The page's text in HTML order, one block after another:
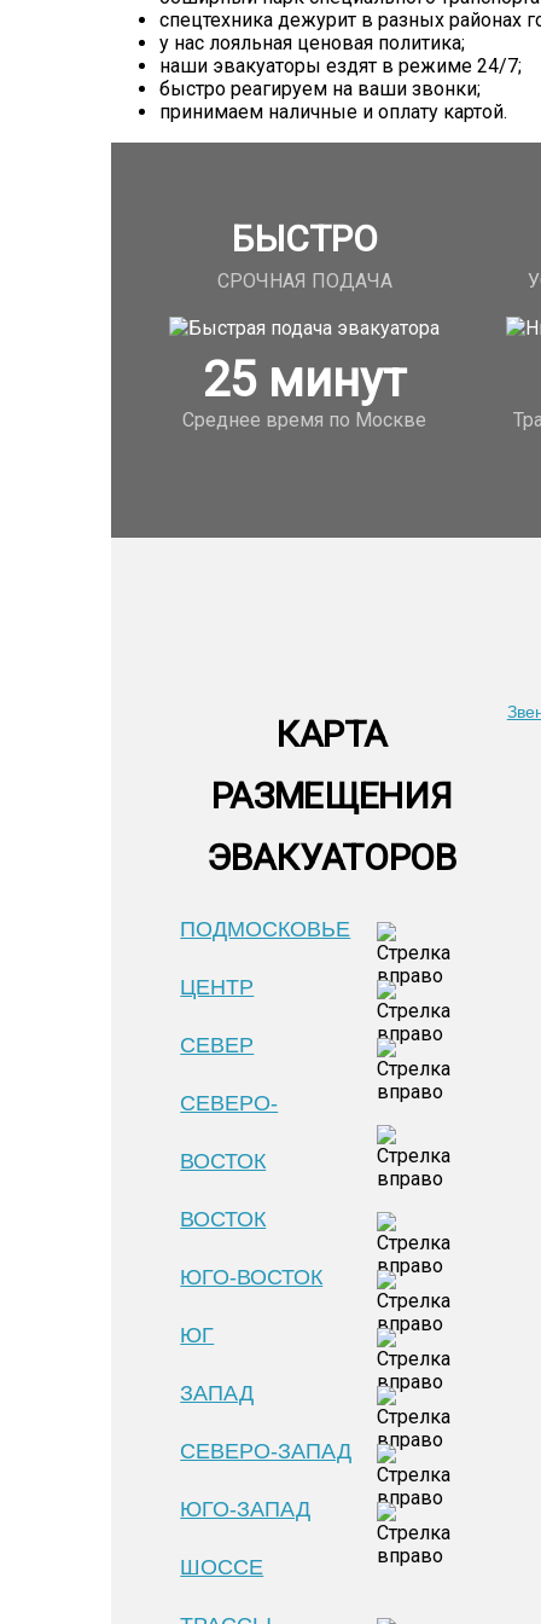
спецтехника дежурит в разных районах
у нас лояльная ценовая политика;
наши эвакуаторы ездят в режиме 24/7;
быстро реагируем на ваши звонки;
принимаем наличные и оплату картой.
БЫСТРО
СРОЧНАЯ ПОДАЧА
25минут
Среднее время по Москве
КАРТА
РАЗМЕЩЕНИЯ
ЭВАКУАТОРОВ
ПОДМОСКОВЬЕ
ЦЕНТР
СЕВЕР
СЕВЕРО-
ВОСТОК
ВОСТОК
ЮГО-ВОСТОК
ЮГ
ЗАПАД
СЕВЕРО-ЗАПАД
ЮГО-ЗАПАД
ШОССЕ